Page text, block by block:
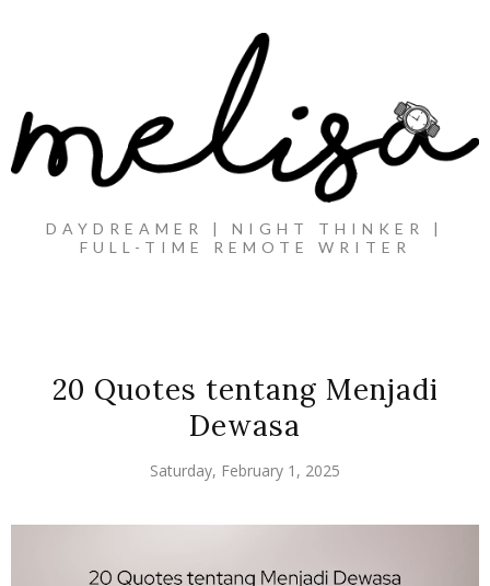
DAYDREAMER | NIGHT THINKER |
FULL-TIME REMOTE WRITER
20 Quotes tentang Menjadi
Dewasa
Saturday, February 1, 2025